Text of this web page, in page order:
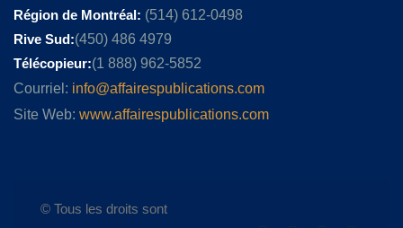
Région de Montréal: (514) 612-0498
Rive Sud:(450) 486 4979
Télécopieur:(1 888) 962-5852
Courriel: info@affairespublications.com
Site Web: www.affairespublications.com
© Tous les droits sont